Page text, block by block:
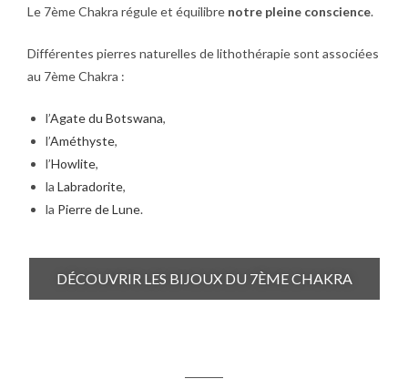
Le 7ème Chakra régule et équilibre notre pleine conscience.
Différentes pierres naturelles de lithothérapie sont associées
au 7ème Chakra :
l’Agate du Botswana,
l’Améthyste,
l’Howlite,
la Labradorite,
la Pierre de Lune.
DÉCOUVRIR LES BIJOUX DU 7ÈME CHAKRA